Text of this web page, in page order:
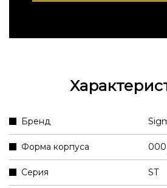
Бренд
Форма корпуса
Серия ST